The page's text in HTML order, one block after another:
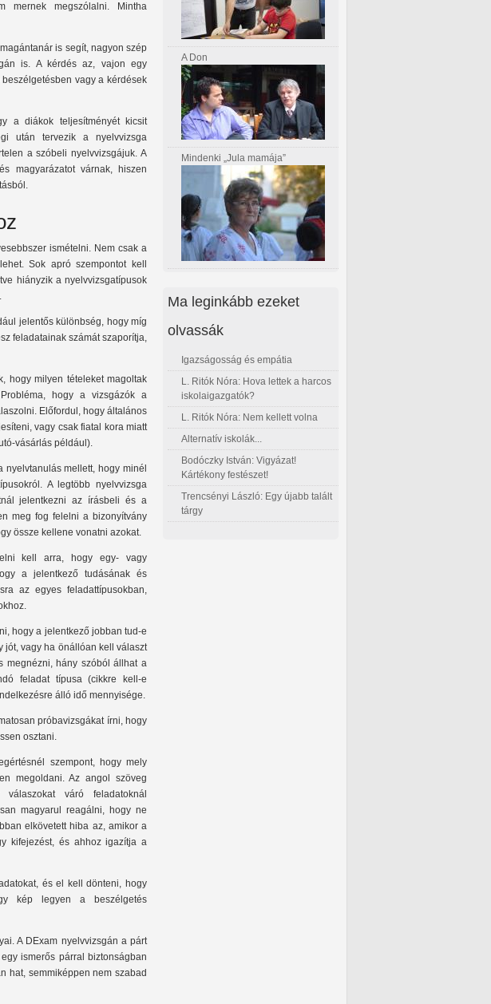
mernek megszólalni. Mintha
is segít, nagyon szép
is. A kérdés az, vajon egy
vagy a kérdések
a diákok teljesítményét kicsit
után tervezik a nyelvvizsga
a szóbeli nyelvvizsgájuk. A
magyarázatot várnak, hiszen
ismételni. Nem csak a
Sok apró szempontot kell
hiányzik a nyelvvizsgatípusok
jelentős különbség, hogy míg
feladatainak számát szaporítja,
hogy milyen tételeket magoltak
hogy a vizsgázók a
Előfordul, hogy általános
vagy csak fiatal kora miatt
vásárlás például).
mellett, hogy minél
A legtöbb nyelvvizsga
jelentkezni az írásbeli és a
meg fog felelni a bizonyítvány
össze kellene vonatni azokat.
kell arra, hogy egy- vagy
a jelentkező tudásának és
az egyes feladattípusokban,
hogy a jelentkező jobban tud-e
jót, vagy ha önállóan kell választ
megnézni, hány szóból állhat a
feladat típusa (cikkre kell-e
álló idő mennyisége.
próbavizsgákat írni, hogy
osztani.
szempont, hogy mely
megoldani. Az angol szöveg
váró feladatoknál
magyarul reagálni, hogy ne
elkövetett hiba az, amikor a
kifejezést, és ahhoz igazítja a
és el kell dönteni, hogy
kép legyen a beszélgetés
A DExam nyelvvizsgán a párt
ismerős párral biztonságban
hat, semmiképpen nem szabad
A Don
Mindenki „Jula mamája”
Ma leginkább ezeket
olvassák
Igazságosság és empátia
L. Ritók Nóra: Hova lettek a harcos
iskolaigazgatók?
L. Ritók Nóra: Nem kellett volna
Alternatív iskolák...
Bodóczky István: Vigyázat!
Kártékony festészet!
Trencsényi László: Egy újabb talált
tárgy